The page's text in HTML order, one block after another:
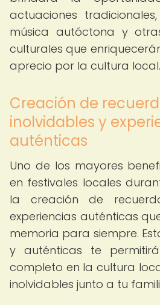
actuaciones
música autóctona y
culturales que
aprecio por la cultura local.
Creación de
inolvidables y
auténticas
Uno de los mayores
en festivales locales
la creación de
experiencias auténticas
memoria para siempre.
y auténticas te
completo en la cultura
inolvidables junto a tu